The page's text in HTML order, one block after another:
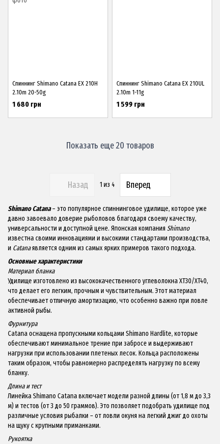
Спиннинг Shimano Catana EX 210H
2.10m 20-50g
1 680 грн
Спиннинг Shimano Catana EX 210UL
2.10m 1-11g
1 599 грн
Показать еще 20 товаров
Назад 1 из 4 Вперед
Shimano Catana– это популярное спиннинговое удилище, которое уже
давно завоевало доверие рыболовов благодаря своему качеству,
универсальности и доступной цене. Японская компания Shimano
известна своими инновациями и высокими стандартами производства,
и Catanaявляется одним из самых ярких примеров такого подхода.
Основные характеристики
Материал бланка
Удилище изготовлено из высококачественного углеволокна XT30/XT40,
что делает его легким, прочным и чувствительным. Этот материал
обеспечивает отличную амортизацию, что особенно важно при ловле
активной рыбы.
Фурнитура
Catana оснащена пропускными кольцами Shimano Hardlite, которые
обеспечивают минимальное трение при забросе и выдерживают
нагрузки при использовании плетеных лесок. Кольца расположены
таким образом, чтобы равномерно распределять нагрузку по всему
бланку.
Длина и тест
Линейка Shimano Catana включает модели разной длины (от 1,8 м до 3,3
м) и тестов (от 3 до 50 граммов). Это позволяет подобрать удилище под
различные условия рыбалки – от ловли окуня на легкий джиг до охоты
на щуку с крупными приманками.
Рукоятка